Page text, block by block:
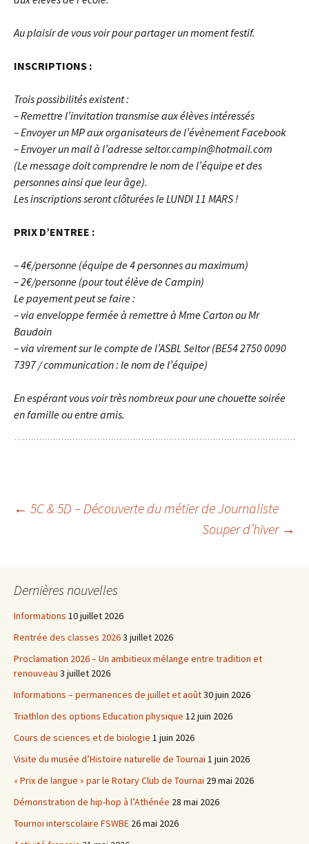
Au plaisir de vous voir pour partager un moment festif.
INSCRIPTIONS :
Trois possibilités existent :
– Remettre l’invitation transmise aux élèves intéressés
– Envoyer un MP aux organisateurs de l’évènement Facebook
– Envoyer un mail à l’adresse seltor.campin@hotmail.com
(Le message doit comprendre le nom de l’équipe et des
personnes ainsi que leur âge).
Les inscriptions seront clôturées le LUNDI 11 MARS !
PRIX D’ENTREE :
– 4€/personne (équipe de 4 personnes au maximum)
– 2€/personne (pour tout élève de Campin)
Le payement peut se faire :
– via enveloppe fermée à remettre à Mme Carton ou Mr
Baudoin
– via virement sur le compte de l’ASBL Seltor (BE54 2750 0090
7397 / communication : le nom de l’équipe)
En espérant vous voir très nombreux pour une chouette soirée
en famille ou entre amis.
Navigation
articles
← 5C & 5D – Découverte du métier de Journaliste
Souper d’hiver →
Dernières nouvelles
Informations 10 juillet 2026
Rentrée des classes 20263 juillet 2026
Proclamation 2026 – Un ambitieux mélange entre tradition et
renouveau 3 juillet 2026
Informations – permanences de juillet et août30 juin 2026
Triathlon des options Education physique 12 juin 2026
Cours de sciences et de biologie 1 juin 2026
Visite du musée d’Histoire naturelle de Tournai 1 juin 2026
« Prix de langue » par le Rotary Club de Tournai 29 mai 2026
Démonstration de hip-hop à l’Athénée 28 mai 2026
Tournoi interscolaire FSWBE 26 mai 2026